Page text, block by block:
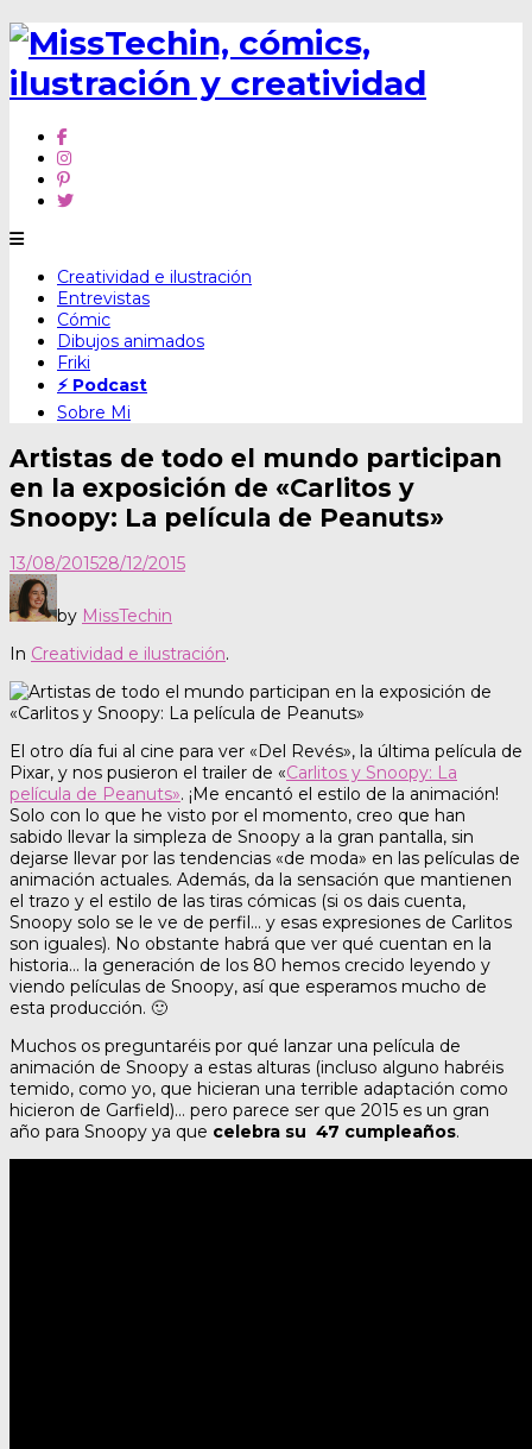
Skip
content
Creatividad e ilustración
Entrevistas
Cómic
Dibujos animados
Friki
⚡ Podcast
Sobre Mi
Artistas de todo el mundo participan
en la exposición de «Carlitos y
Snoopy: La película de Peanuts»
13/08/201528/12/2015
by MissTechin
In Creatividad e ilustración.
El otro día fui al cine para ver «Del Revés», la última película de
Pixar, y nos pusieron el trailer de «Carlitos y Snoopy: La
película de Peanuts». ¡Me encantó el estilo de la animación!
Solo con lo que he visto por el momento, creo que han
sabido llevar la simpleza de Snoopy a la gran pantalla, sin
dejarse llevar por las tendencias «de moda» en las películas de
animación actuales. Además, da la sensación que mantienen
el trazo y el estilo de las tiras cómicas (si os dais cuenta,
Snoopy solo se le ve de perfil… y esas expresiones de Carlitos
son iguales). No obstante habrá que ver qué cuentan en la
historia… la generación de los 80 hemos crecido leyendo y
viendo películas de Snoopy, así que esperamos mucho de
esta producción. 🙂
Muchos os preguntaréis por qué lanzar una película de
animación de Snoopy a estas alturas (incluso alguno habréis
temido, como yo, que hicieran una terrible adaptación como
hicieron de Garfield)… pero parece ser que 2015 es un gran
año para Snoopy ya que celebra su 47 cumpleaños.